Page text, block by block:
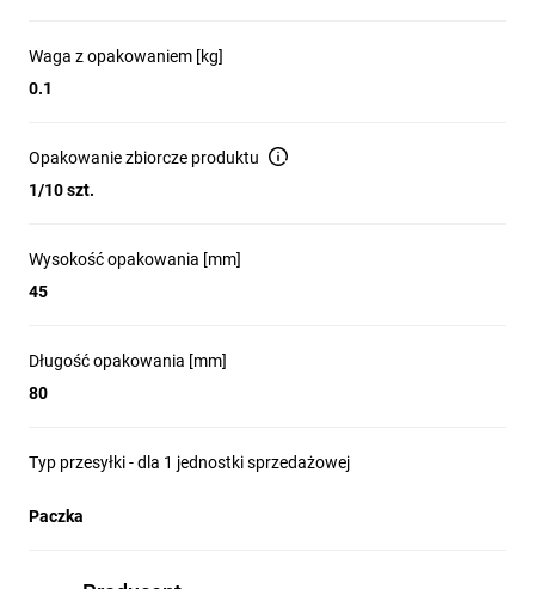
Waga z opakowaniem [kg]
0.1
Opakowanie zbiorcze produktu
1/10 szt.
Wysokość opakowania [mm]
45
Długość opakowania [mm]
80
Typ przesyłki - dla 1 jednostki sprzedażowej
Paczka